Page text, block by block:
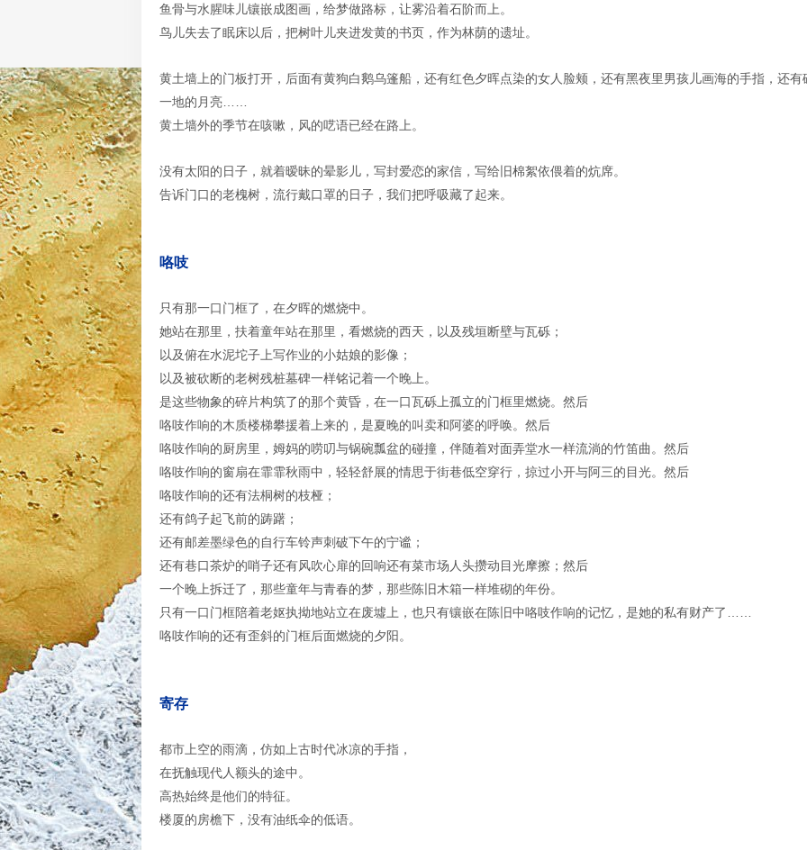
鱼骨与水腥味儿镶嵌成图画，给梦做路标，让雾沿着石阶而上。
鸟儿失去了眠床以后，把树叶儿夹进发黄的书页，作为林荫的遗址。
黄土墙上的门板打开，后面有黄狗白鹅乌篷船，还有红色夕晖点染的女人脸颊，还有黑夜里男孩儿画海的手指，还有
一地的月亮……
黄土墙外的季节在咳嗽，风的呓语已经在路上。
没有太阳的日子，就着暧昧的晕影儿，写封爱恋的家信，写给旧棉絮依偎着的炕席。
告诉门口的老槐树，流行戴口罩的日子，我们把呼吸藏了起来。
咯吱
只有那一口门框了，在夕晖的燃烧中。
她站在那里，扶着童年站在那里，看燃烧的西天，以及残垣断壁与瓦砾；
以及俯在水泥坨子上写作业的小姑娘的影像；
以及被砍断的老树残桩墓碑一样铭记着一个晚上。
是这些物象的碎片构筑了的那个黄昏，在一口瓦砾上孤立的门框里燃烧。然后
咯吱作响的木质楼梯攀援着上来的，是夏晚的叫卖和阿婆的呼唤。然后
咯吱作响的厨房里，姆妈的唠叨与锅碗瓢盆的碰撞，伴随着对面弄堂水一样流淌的竹笛曲。然后
咯吱作响的窗扇在霏霏秋雨中，轻轻舒展的情思于街巷低空穿行，掠过小开与阿三的目光。然后
咯吱作响的还有法桐树的枝桠；
还有鸽子起飞前的踌躇；
还有邮差墨绿色的自行车铃声刺破下午的宁谧；
还有巷口茶炉的哨子还有风吹心扉的回响还有菜市场人头攒动目光摩擦；然后
一个晚上拆迁了，那些童年与青春的梦，那些陈旧木箱一样堆砌的年份。
只有一口门框陪着老妪执拗地站立在废墟上，也只有镶嵌在陈旧中咯吱作响的记忆，是她的私有财产了……
咯吱作响的还有歪斜的门框后面燃烧的夕阳。
寄存
都市上空的雨滴，仿如上古时代冰凉的手指，
在抚触现代人额头的途中。
高热始终是他们的特征。
楼厦的房檐下，没有油纸伞的低语。